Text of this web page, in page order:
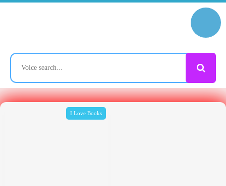
I Love Books